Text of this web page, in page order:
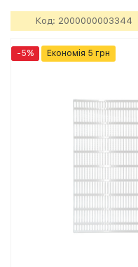
Код: 2000000003344
-5% Економія 5 грн